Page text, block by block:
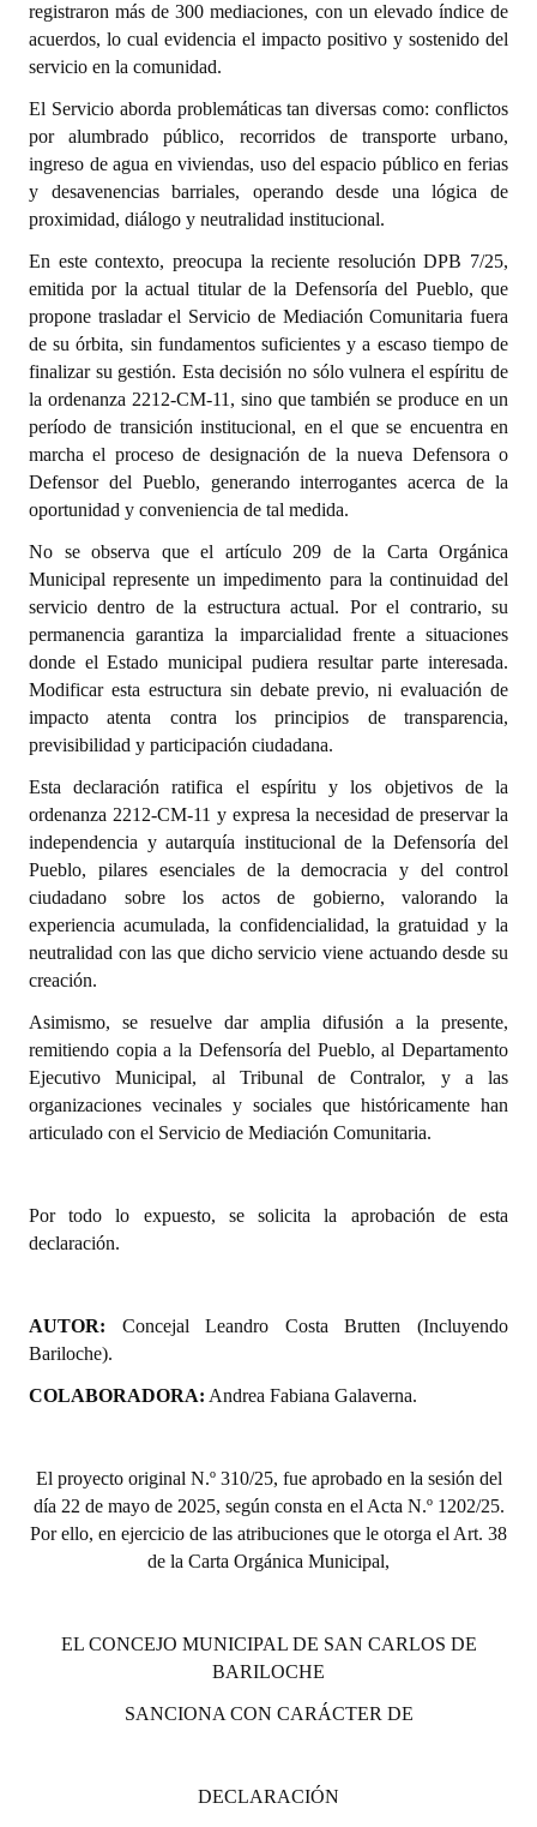
Comunicaciones
Declaraciones
Resoluciones
Resoluciones de Presidencia
INSTITUCIONAL
Antiguos Pobladores
Noticias Destacadas
Registros y Distinciones
Datos Históricos
Premio al Mérito - Registro
Mujeres que Dejaron Huellas - Registro
Periodistas Decanos - Registro
Ciudadano Ilustre - Registro
Banca del Vecino - Registro
Huéspedes de Honor - Registro
Antiguos Pobladores - Registro
Reconocimientos - Registro
Bariloche, Municipio intercultural
Entrega de distinciones
REFORMA DE LA CARTA ORGÁNICA
registraron más de 300 mediaciones, con un elevado índice de
acuerdos, lo cual evidencia el impacto positivo y sostenido del
servicio en la comunidad.
El Servicio aborda problemáticas tan diversas como: conflictos
por alumbrado público, recorridos de transporte urbano,
ingreso de agua en viviendas, uso del espacio público en ferias
y desavenencias barriales, operando desde una lógica de
proximidad, diálogo y neutralidad institucional.
En este contexto, preocupa la reciente resolución DPB 7/25,
emitida por la actual titular de la Defensoría del Pueblo, que
propone trasladar el Servicio de Mediación Comunitaria fuera
de su órbita, sin fundamentos suficientes y a escaso tiempo de
finalizar su gestión. Esta decisión no sólo vulnera el espíritu de
la ordenanza 2212-CM-11, sino que también se produce en un
período de transición institucional, en el que se encuentra en
marcha el proceso de designación de la nueva Defensora o
Defensor del Pueblo, generando interrogantes acerca de la
oportunidad y conveniencia de tal medida.
No se observa que el artículo 209 de la Carta Orgánica
Municipal represente un impedimento para la continuidad del
servicio dentro de la estructura actual. Por el contrario, su
permanencia garantiza la imparcialidad frente a situaciones
donde el Estado municipal pudiera resultar parte interesada.
Modificar esta estructura sin debate previo, ni evaluación de
impacto atenta contra los principios de transparencia,
previsibilidad y participación ciudadana.
Esta declaración ratifica el espíritu y los objetivos de la
ordenanza 2212-CM-11 y expresa la necesidad de preservar la
independencia y autarquía institucional de la Defensoría del
Pueblo, pilares esenciales de la democracia y del control
ciudadano sobre los actos de gobierno, valorando la
experiencia acumulada, la confidencialidad, la gratuidad y la
neutralidad con las que dicho servicio viene actuando desde su
creación.
Asimismo, se resuelve dar amplia difusión a la presente,
remitiendo copia a la Defensoría del Pueblo, al Departamento
Ejecutivo Municipal, al Tribunal de Contralor, y a las
organizaciones vecinales y sociales que históricamente han
articulado con el Servicio de Mediación Comunitaria.
Por todo lo expuesto, se solicita la aprobación de esta
declaración.
AUTOR: Concejal Leandro Costa Brutten (Incluyendo
Bariloche).
COLABORADORA: Andrea Fabiana Galaverna.
El proyecto original N.º 310/25, fue aprobado en la sesión del
día 22 de mayo de 2025, según consta en el Acta N.º 1202/25.
Por ello, en ejercicio de las atribuciones que le otorga el Art. 38
de la Carta Orgánica Municipal,
EL CONCEJO MUNICIPAL DE SAN CARLOS DE
BARILOCHE
SANCIONA CON CARÁCTER DE
DECLARACIÓN